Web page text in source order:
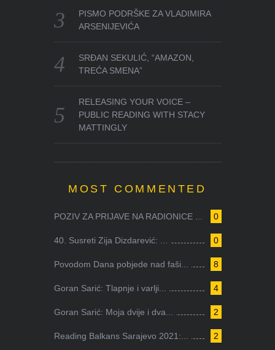
PISMO PODRŠKE ZA VLADIMIRA
ARSENIJEVIĆA
SRĐAN SEKULIĆ, “AMAZON,
TREĆA SMENA”
RELEASING YOUR VOICE –
PUBLIC READING WITH STACY
MATTINGLY
MOST COMMENTED
0
POZIV ZA PRIJAVE NA RADIONICE ...
0
40. Susreti Zija Dizdarević: ...
8
Povodom Dana pobjede nad faši...
4
Goran Sarić: Tlapnje i varlji...
2
Goran Sarić: Moja dvije i dva...
2
Reading Balkans Sarajevo 2021:...